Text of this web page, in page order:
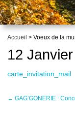
Accueil > Voeux de la
12
carte_invitation_mail
← GAG’GONERIE :